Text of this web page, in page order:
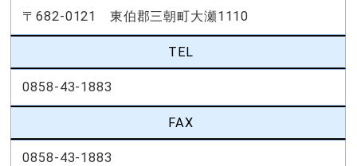
〒682-0121 東伯郡三朝町大瀬1110
TEL
0858-43-1883
FAX
0858-43-1883